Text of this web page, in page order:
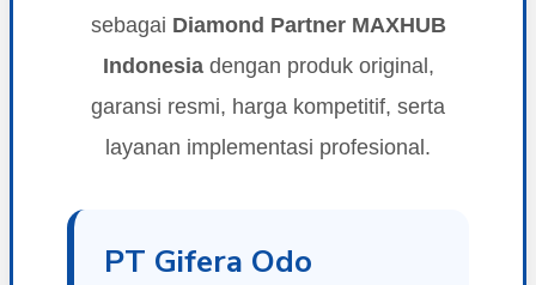
sebagai Diamond Partner MAXHUB
Indonesia dengan produk original,
garansi resmi, harga kompetitif, serta
layanan implementasi profesional.
PT Gifera Odo